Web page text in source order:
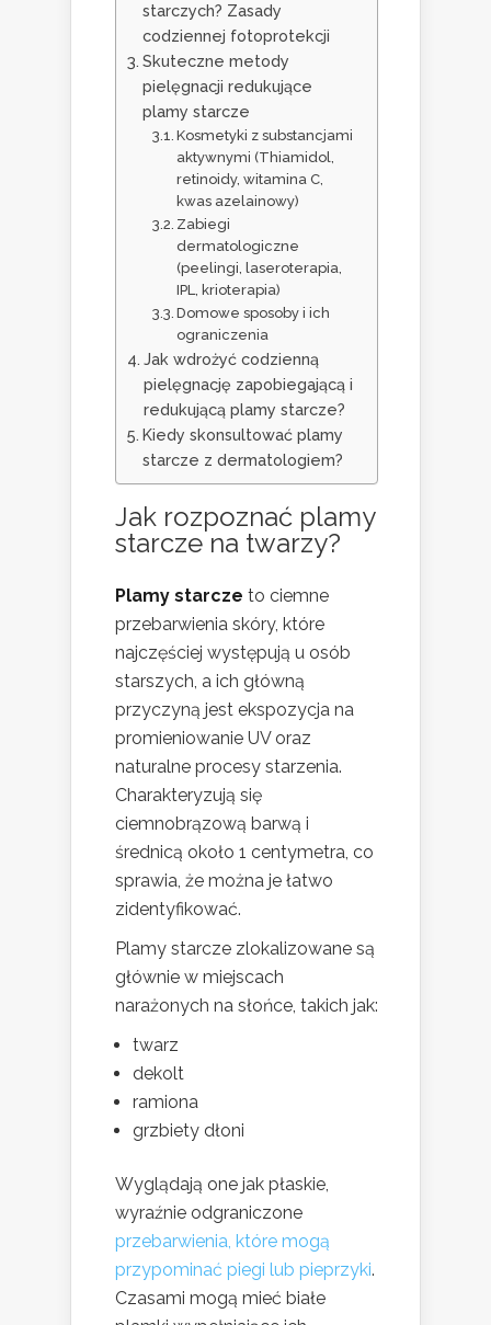
starczych? Zasady
codziennej fotoprotekcji
Skuteczne metody
pielęgnacji redukujące
plamy starcze
Kosmetyki z substancjami
aktywnymi (Thiamidol,
retinoidy, witamina C,
kwas azelainowy)
Zabiegi
dermatologiczne
(peelingi, laseroterapia,
IPL, krioterapia)
Domowe sposoby i ich
ograniczenia
Jak wdrożyć codzienną
pielęgnację zapobiegającą i
redukującą plamy starcze?
Kiedy skonsultować plamy
starcze z dermatologiem?
Jak rozpoznać plamy
starcze na twarzy?
Plamy starcze to ciemne
przebarwienia skóry, które
najczęściej występują u osób
starszych, a ich główną
przyczyną jest ekspozycja na
promieniowanie UV oraz
naturalne procesy starzenia.
Charakteryzują się
ciemnobrązową barwą i
średnicą około 1 centymetra, co
sprawia, że można je łatwo
zidentyfikować.
Plamy starcze zlokalizowane są
głównie w miejscach
narażonych na słońce, takich jak:
twarz
dekolt
ramiona
grzbiety dłoni
Wyglądają one jak płaskie,
wyraźnie odgraniczone
przebarwienia, które mogą
przypominać piegi lub pieprzyki.
Czasami mogą mieć białe